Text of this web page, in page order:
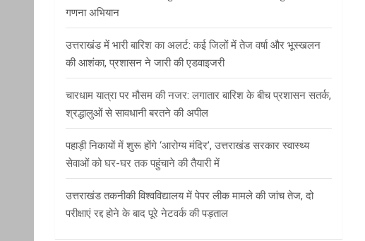
गणना अभियान
उत्तराखंड में भारी बारिश का अलर्ट: कई जिलों में तेज वर्षा और भूस्खलन
की आशंका, प्रशासन ने जारी की एडवाइजरी
चारधाम यात्रा पर मौसम की नजर: लगातार बारिश के बीच प्रशासन सतर्क,
श्रद्धालुओं से सावधानी बरतने की अपील
पहाड़ी निकायों में शुरू होंगे ‘आरोग्य मंदिर’, उत्तराखंड सरकार स्वास्थ्य
सेवाओं को घर-घर तक पहुंचाने की तैयारी में
उत्तराखंड तकनीकी विश्वविद्यालय में पेपर लीक मामले की जांच तेज, दो
परीक्षाएं रद्द होने के बाद पूरे नेटवर्क की पड़ताल